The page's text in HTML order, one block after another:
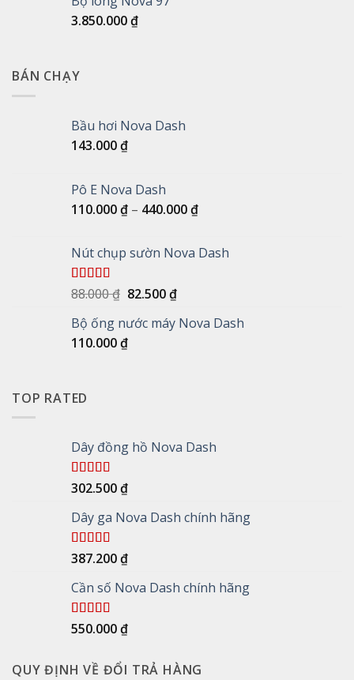
3.850.000₫
BÁN CHẠY
Bầu hơi Nova Dash
143.000₫
Pô E Nova Dash
110.000₫ – 440.000₫Khoảng
110.000 ₫
Nút chụp sườn Nova Dash
Được xếp
5.00
sao
88.000₫ Giá
là:
88.000 ₫.
82.500₫Giá
tại
Bộ ống nước máy Nova Dash
110.000₫
TOP RATED
Dây đồng hồ Nova Dash
Được xếp
5
sao
302.500₫
Dây ga Nova Dash chính hãng
Được xếp
5
sao
387.200₫
Cần số Nova Dash chính hãng
Được xếp
5
550.000₫
QUY ĐỊNH VỀ ĐỔI TRẢ HÀNG